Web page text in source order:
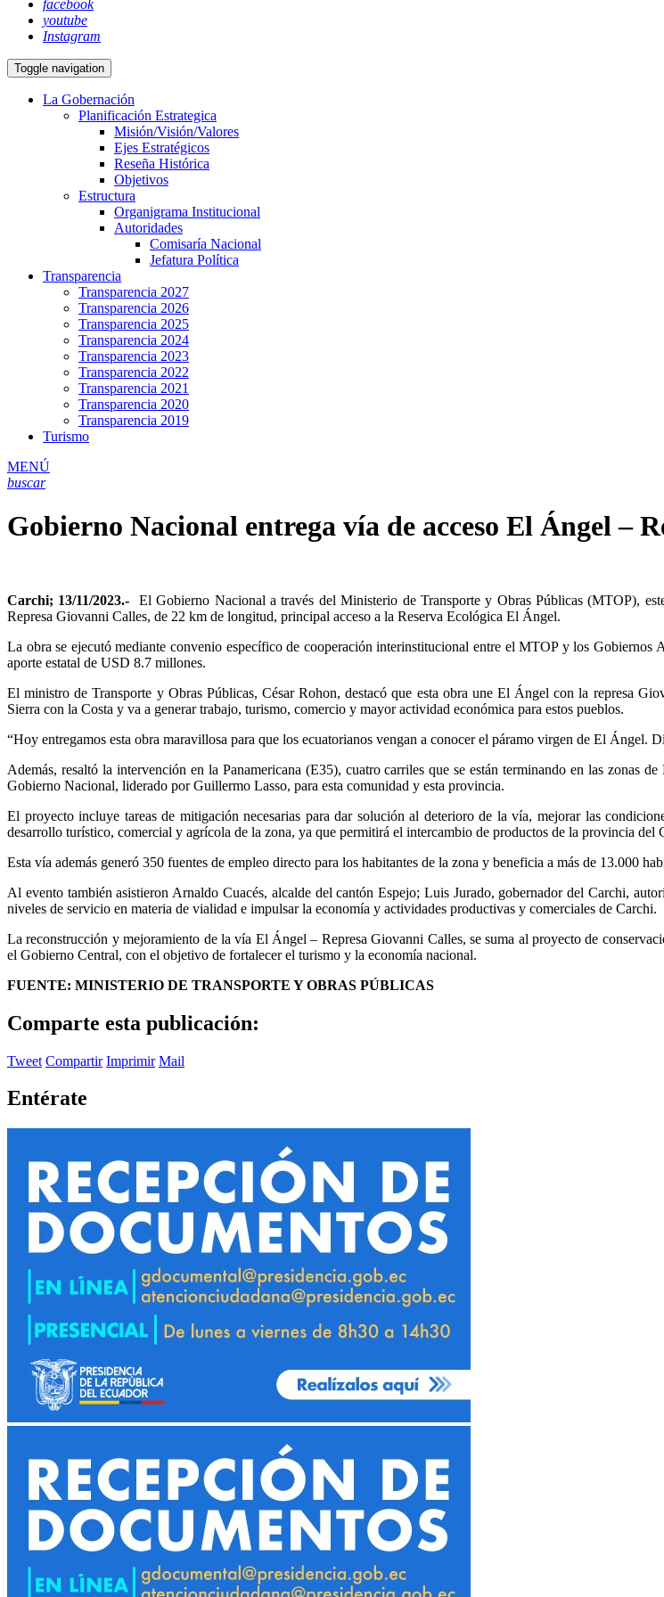
facebook
youtube
Instagram
Toggle navigation
La Gobernación
Planificación Estrategica
Misión/Visión/Valores
Ejes Estratégicos
Reseña Histórica
Objetivos
Estructura
Organigrama Institucional
Autoridades
Comisaría Nacional
Jefatura Política
Transparencia
Transparencia 2027
Transparencia 2026
Transparencia 2025
Transparencia 2024
Transparencia 2023
Transparencia 2022
Transparencia 2021
Transparencia 2020
Transparencia 2019
Turismo
MENÚ
buscar
Gobierno Nacional entrega vía de acceso El Ángel –
Carchi; 13/11/2023.-
El Gobierno Nacional a través del Ministerio de Transporte y Obras Públicas (MTOP),
Represa Giovanni Calles, de 22 km de longitud, principal acceso a la Reserva Ecológica El Ángel.
La obra se ejecutó mediante convenio específico de cooperación interinstitucional entre el MTOP y los
aporte estatal de USD 8.7 millones.
El ministro de Transporte y Obras Públicas, César Rohon, destacó que esta obra une El Ángel con la represa
Sierra con la Costa y va a generar trabajo, turismo, comercio y mayor actividad económica para estos pueblos.
“Hoy entregamos esta obra maravillosa para que los ecuatorianos vengan a conocer el páramo virgen de El
Además, resaltó la intervención en la Panamericana (E35), cuatro carriles que se están terminando en las
Gobierno Nacional, liderado por Guillermo Lasso, para esta comunidad y esta provincia.
El proyecto incluye tareas de mitigación necesarias para dar solución al deterioro de la vía, mejorar las
desarrollo turístico, comercial y agrícola de la zona, ya que permitirá el intercambio de productos de la provincia del
Esta vía además generó 350 fuentes de empleo directo para los habitantes de la zona y beneficia a más de 13.000
Al evento también asistieron Arnaldo Cuacés, alcalde del cantón Espejo; Luis Jurado, gobernador del Carchi,
niveles de servicio en materia de vialidad e impulsar la economía y actividades productivas y comerciales de Carchi.
La reconstrucción y mejoramiento de la vía El Ángel – Represa Giovanni Calles, se suma al proyecto de
el Gobierno Central, con el objetivo de fortalecer el turismo y la economía nacional.
FUENTE: MINISTERIO DE TRANSPORTE Y OBRAS PÚBLICAS
Comparte esta publicación:
Tweet Compartir Imprimir Mail
Entérate